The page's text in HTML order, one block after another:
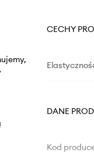
CECHY
DANE
Kod